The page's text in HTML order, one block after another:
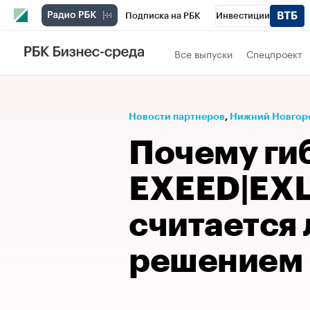
Подписка на РБК Инвестиции
Телеканал
Спецпроекты Проверка контрагентов
Все выпуски Спецпроект
Новости партнеров⁠, Нижний
Почему
решением